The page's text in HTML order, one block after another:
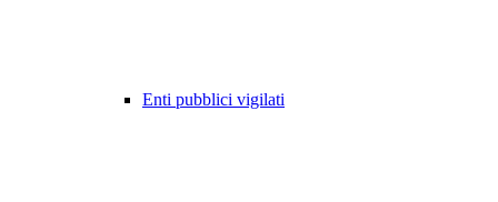
Enti pubblici vigilati